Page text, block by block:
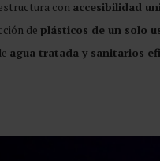
con accesibilidad
de plásticos de un solo
agua tratada y sanitarios